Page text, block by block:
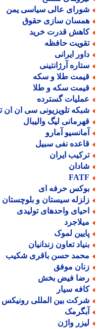
عالی سیاسی یمن
سازی حقوق
قدرت خرید
حافظه
ایرانی
آرژانتینی
طلا و سکه
سکه و طلا
گسترده
تلویزیونی سی ان ان ترک
لیگ والیبال
آمارو
نفی سبیل
ایران
حرفه ای
سیستان و بلوچستان
واحدهای تولیدی
لموک
تعاون زندانیان
حسن باقری شکیب
موفق
فیض بخش
سیار
بین المللی رونیکس
واژن